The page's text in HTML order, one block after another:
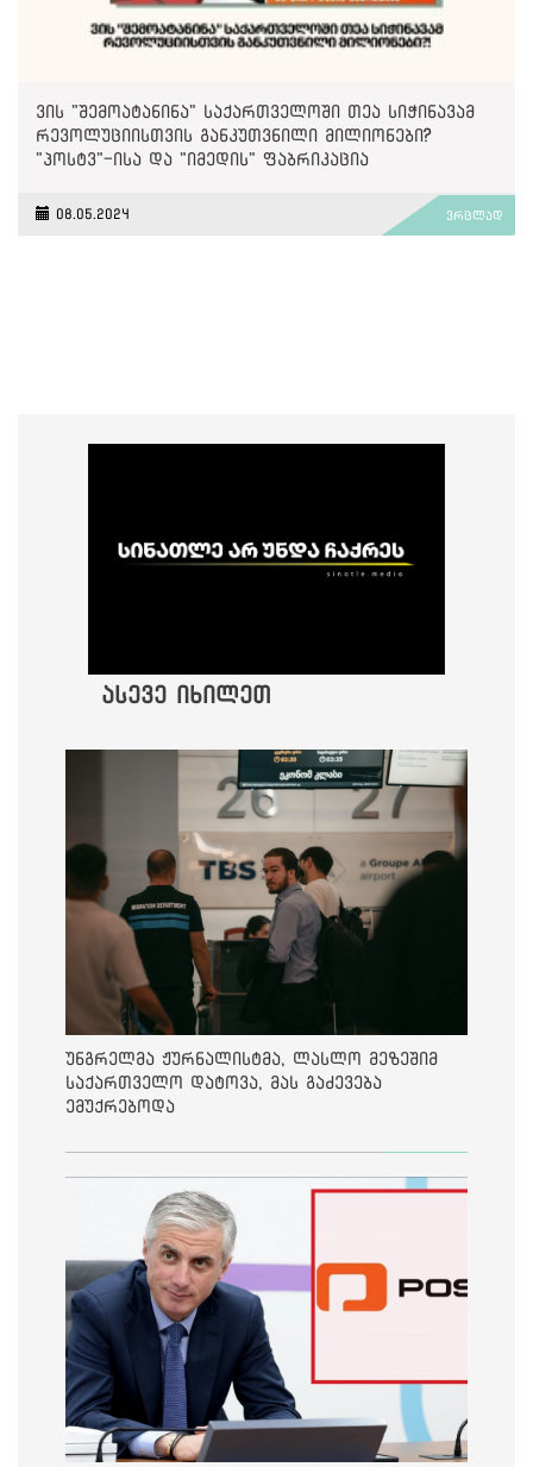
ვის "შემოატანინა" საქართველოში თეა სიჭინავამ
რევოლუციისთვის განკუთვნილი მილიონები?
"პოსტვ"-ისა და "იმედის" ფაბრიკაცია
08.05.2024 ვრცლად
ასევე იხილეთ
უნგრელმა ჟურნალისტმა, ლასლო მეზეშიმ
საქართველო დატოვა, მას გაძევება
ემუქრებოდა